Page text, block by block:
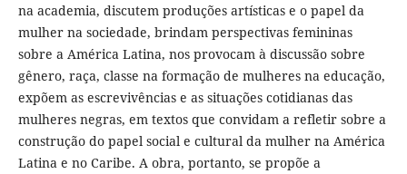
na academia, discutem produções artísticas e o papel da
mulher na sociedade, brindam perspectivas femininas
sobre a América Latina, nos provocam à discussão sobre
gênero, raça, classe na formação de mulheres na educação,
expõem as escrevivências e as situações cotidianas das
mulheres negras, em textos que convidam a refletir sobre a
construção do papel social e cultural da mulher na América
Latina e no Caribe. A obra, portanto, se propõe a